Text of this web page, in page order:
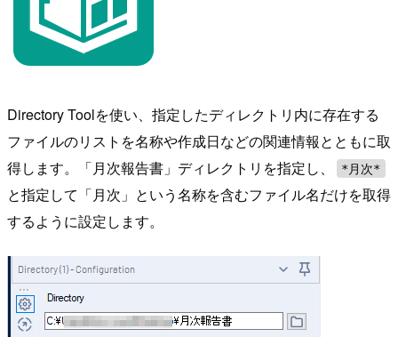
Directory Toolを使い、指定したディレクトリ内に存在する
ファイルのリストを名称や作成日などの関連情報とともに取
得します。「月次報告書」ディレクトリを指定し、
*月次*
と指定して「月次」という名称を含むファイル名だけを取得
するように設定します。